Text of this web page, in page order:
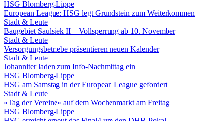
HSG Blomberg-Lippe
European League: HSG legt Grundstein zum Weiterkommen
Stadt & Leute
Baugebiet Saulsiek II – Vollsperrung ab 10. November
Stadt & Leute
Versorgungsbetriebe präsentieren neuen Kalender
Stadt & Leute
Johanniter laden zum Info-Nachmittag ein
HSG Blomberg-Lippe
HSG am Samstag in der European League gefordert
Stadt & Leute
»Tag der Vereine« auf dem Wochenmarkt am Freitag
HSG Blomberg-Lippe